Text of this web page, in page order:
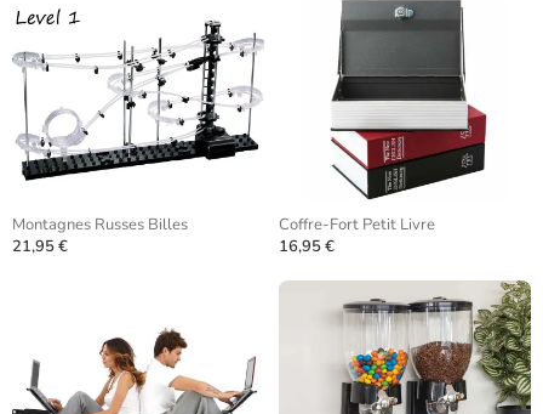
Montagnes Russes Billes
21,95 €
Coffre-Fort Petit Livre
16,95 €